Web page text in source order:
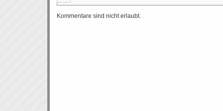
Kommentare sind nicht erlaubt.